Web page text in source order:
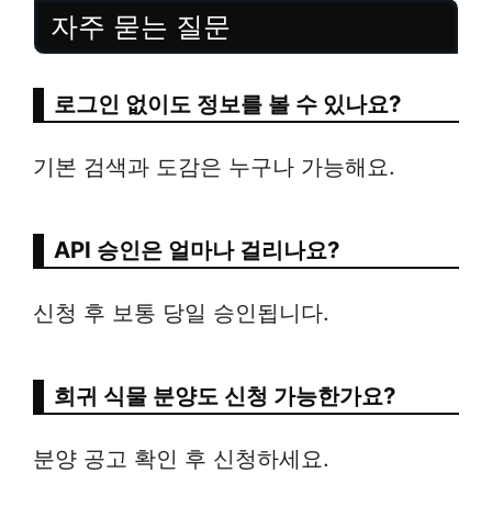
자주 묻는 질문
로그인 없이도 정보를 볼 수 있나요?
기본 검색과 도감은 누구나 가능해요.
API 승인은 얼마나 걸리나요?
신청 후 보통 당일 승인됩니다.
희귀 식물 분양도 신청 가능한가요?
분양 공고 확인 후 신청하세요.